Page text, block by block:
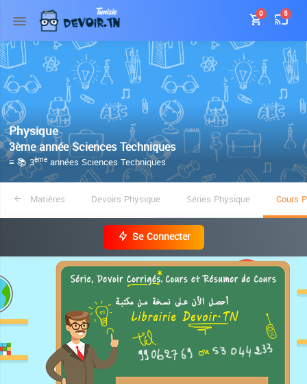
0 5
Physique
3ème année Sciences Techniques
≡ 📚 3ème années Sciences Techniques
Matières Devoirs Physique Séries Physique Cours
Se Connecter